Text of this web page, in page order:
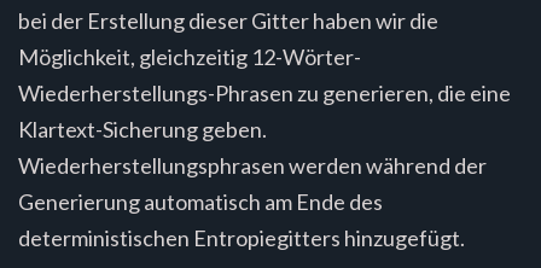
bei der Erstellung dieser Gitter haben wir die
Möglichkeit, gleichzeitig 12-Wörter-
Wiederherstellungs-Phrasen zu generieren, die eine
Klartext-Sicherung geben.
Wiederherstellungsphrasen werden während der
Generierung automatisch am Ende des
deterministischen Entropiegitters hinzugefügt.